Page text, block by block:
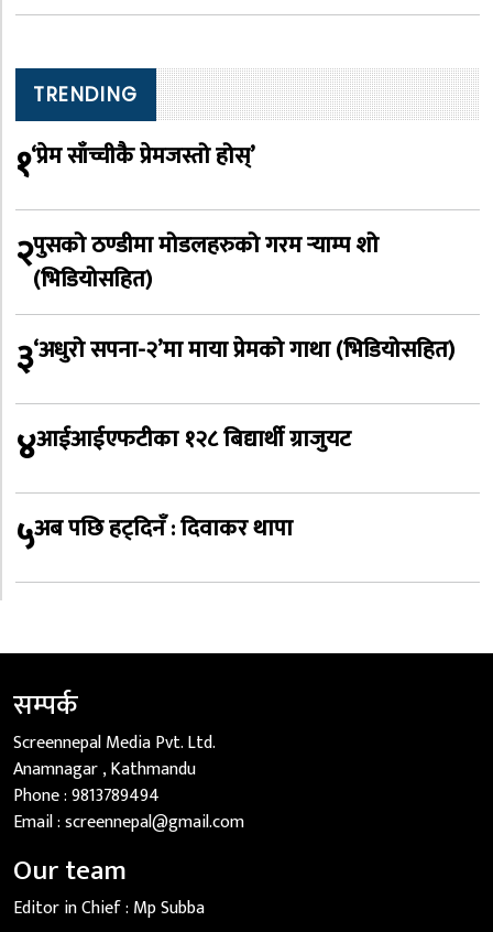
TRENDING
१‘प्रेम साँच्चीकै प्रेमजस्तो होस्’
२पुसको ठण्डीमा मोडलहरुको गरम र्‍याम्प शो
(भिडियोसहित)
३‘अधुरो सपना-२’मा माया प्रेमको गाथा (भिडियोसहित)
४आईआईएफटीका १२८ बिद्यार्थी ग्राजुयट
५अब पछि हट्दिनँ : दिवाकर थापा
सम्पर्क
Screennepal Media Pvt. Ltd.
Anamnagar , Kathmandu
Phone :9813789494
Email :screennepal@gmail.com
Our team
Editor in Chief : Mp Subba